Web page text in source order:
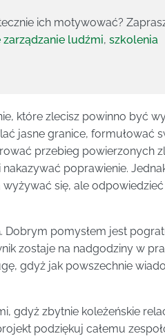
ich motywować?
zarządzanie ludźmi, szkolenia
które zlecisz powinno być
jasne granice, formułować
przebieg powierzonych
poprawienie.
się, ale
. Dobrym pomysłem jest
zostaje na nadgodziny w
gdyż jak powszechnie
gdyż zbytnie koleżeńskie
podziękuj całemu